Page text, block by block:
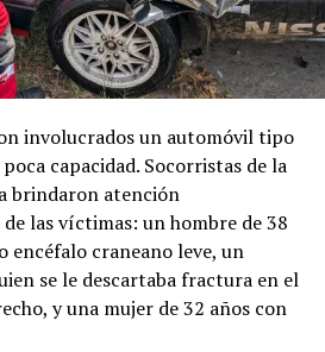
DE TRÁNSITO
USULUTÁN
mujer lesionada
involucrados un automóvil tipo
capacidad. Socorristas de la
brindaron atención
las víctimas: un hombre de 38
encéfalo craneano leve, un
se le descartaba fractura en el
y una mujer de 32 años con